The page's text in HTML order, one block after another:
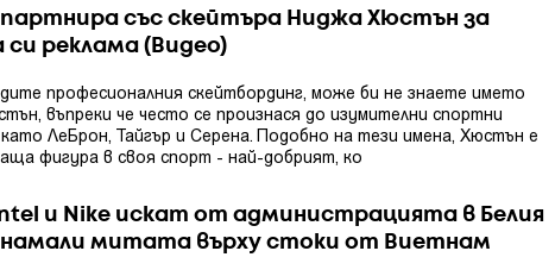
партнира със скейтъра Ниджа Хюстън за
си реклама (Видео)
професионалния скейтбординг, може би не знаете името
въпреки че често се произнася до изумителни спортни
ЛеБрон, Тайгър и Серена. Подобно на тези имена, Хюстън е
фигура в своя спорт - най-добрият, ко
и Nike искат от администрацията в Белия
митата върху стоки от Виетнам